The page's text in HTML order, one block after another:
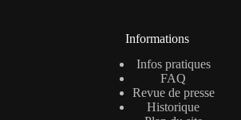
Informations
Infos pratiques
FAQ
Revue de presse
Historique